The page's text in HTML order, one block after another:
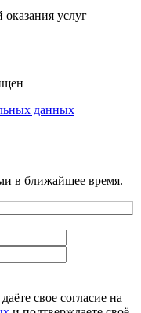
оказания услуг
данных
в ближайшее время.
свое согласие на